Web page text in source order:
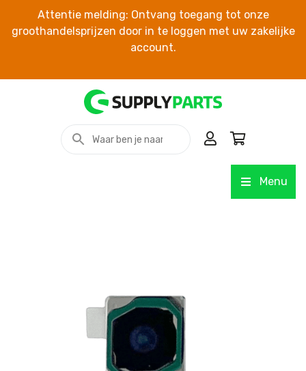
Attentie melding: Ontvang toegang tot onze
groothandelsprijzen door in te loggen met uw zakelijke
account.
Menu